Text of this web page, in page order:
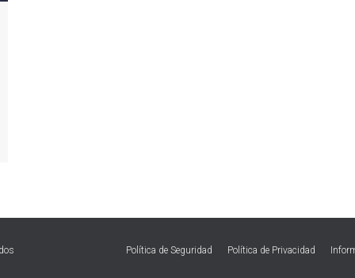
Política de Seguridad Política de Privacidad